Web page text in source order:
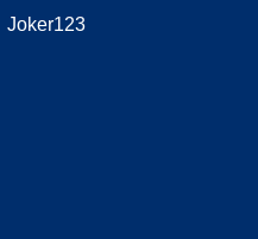
Joker123